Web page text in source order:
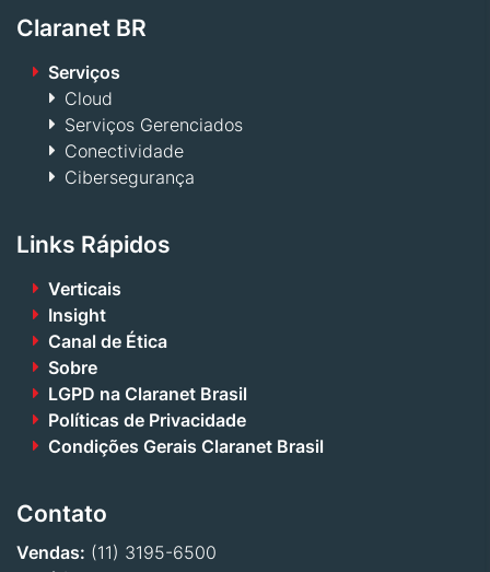
Claranet BR
Serviços
Cloud
Serviços Gerenciados
Conectividade
Cibersegurança
Links Rápidos
Verticais
Insight
Canal de Ética
Sobre
LGPD na Claranet Brasil
Políticas de Privacidade
Condições Gerais Claranet Brasil
Contato
Vendas: (11) 3195-6500